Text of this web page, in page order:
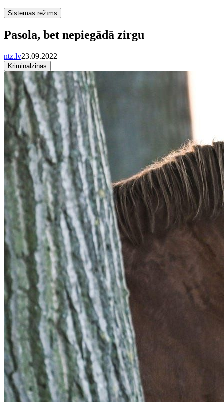
Sistēmas režīms
Pasola, bet nepiegādā zirgu
ntz.lv23.09.2022
Kriminālziņas